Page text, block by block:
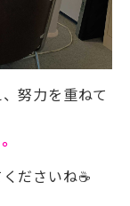
努力を重ねて
ださいね☕